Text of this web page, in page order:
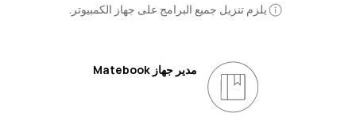
يلزم تنزيل جميع البرامج على جهاز الكمبيوتر.
مدير جهاز Matebook